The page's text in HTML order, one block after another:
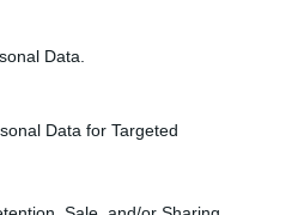
Data.
Data for Targeted